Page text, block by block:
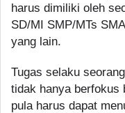
harus dimiliki oleh
SD/MI SMP/MTs
yang lain.
Tugas selaku
tidak hanya berfokus
pula harus dapat